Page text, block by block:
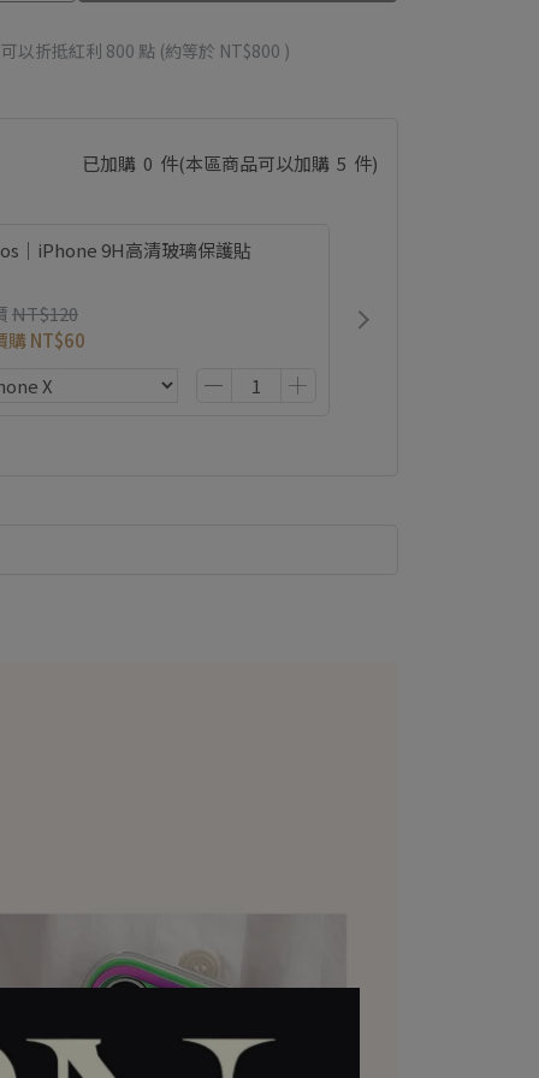
以折抵紅利 800 點 (約等於 NT$800 )
已加購 0 件(本區商品可以加購 5 件)
｜iPhone 9H高清玻璃保護貼
NT$120
購 NT$60